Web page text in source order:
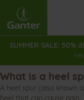
Content
SUMMER SALE: 50%
What is a heel
A heel spur (also known
heel that can cause